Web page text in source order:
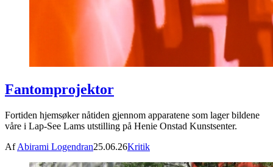
Fantomprojektor
Fortiden hjemsøker nåtiden gjennom apparatene som lager bildene
våre i Lap-See Lams utstilling på Henie Onstad Kunstsenter.
AfAbirami Logendran25.06.26Kritik